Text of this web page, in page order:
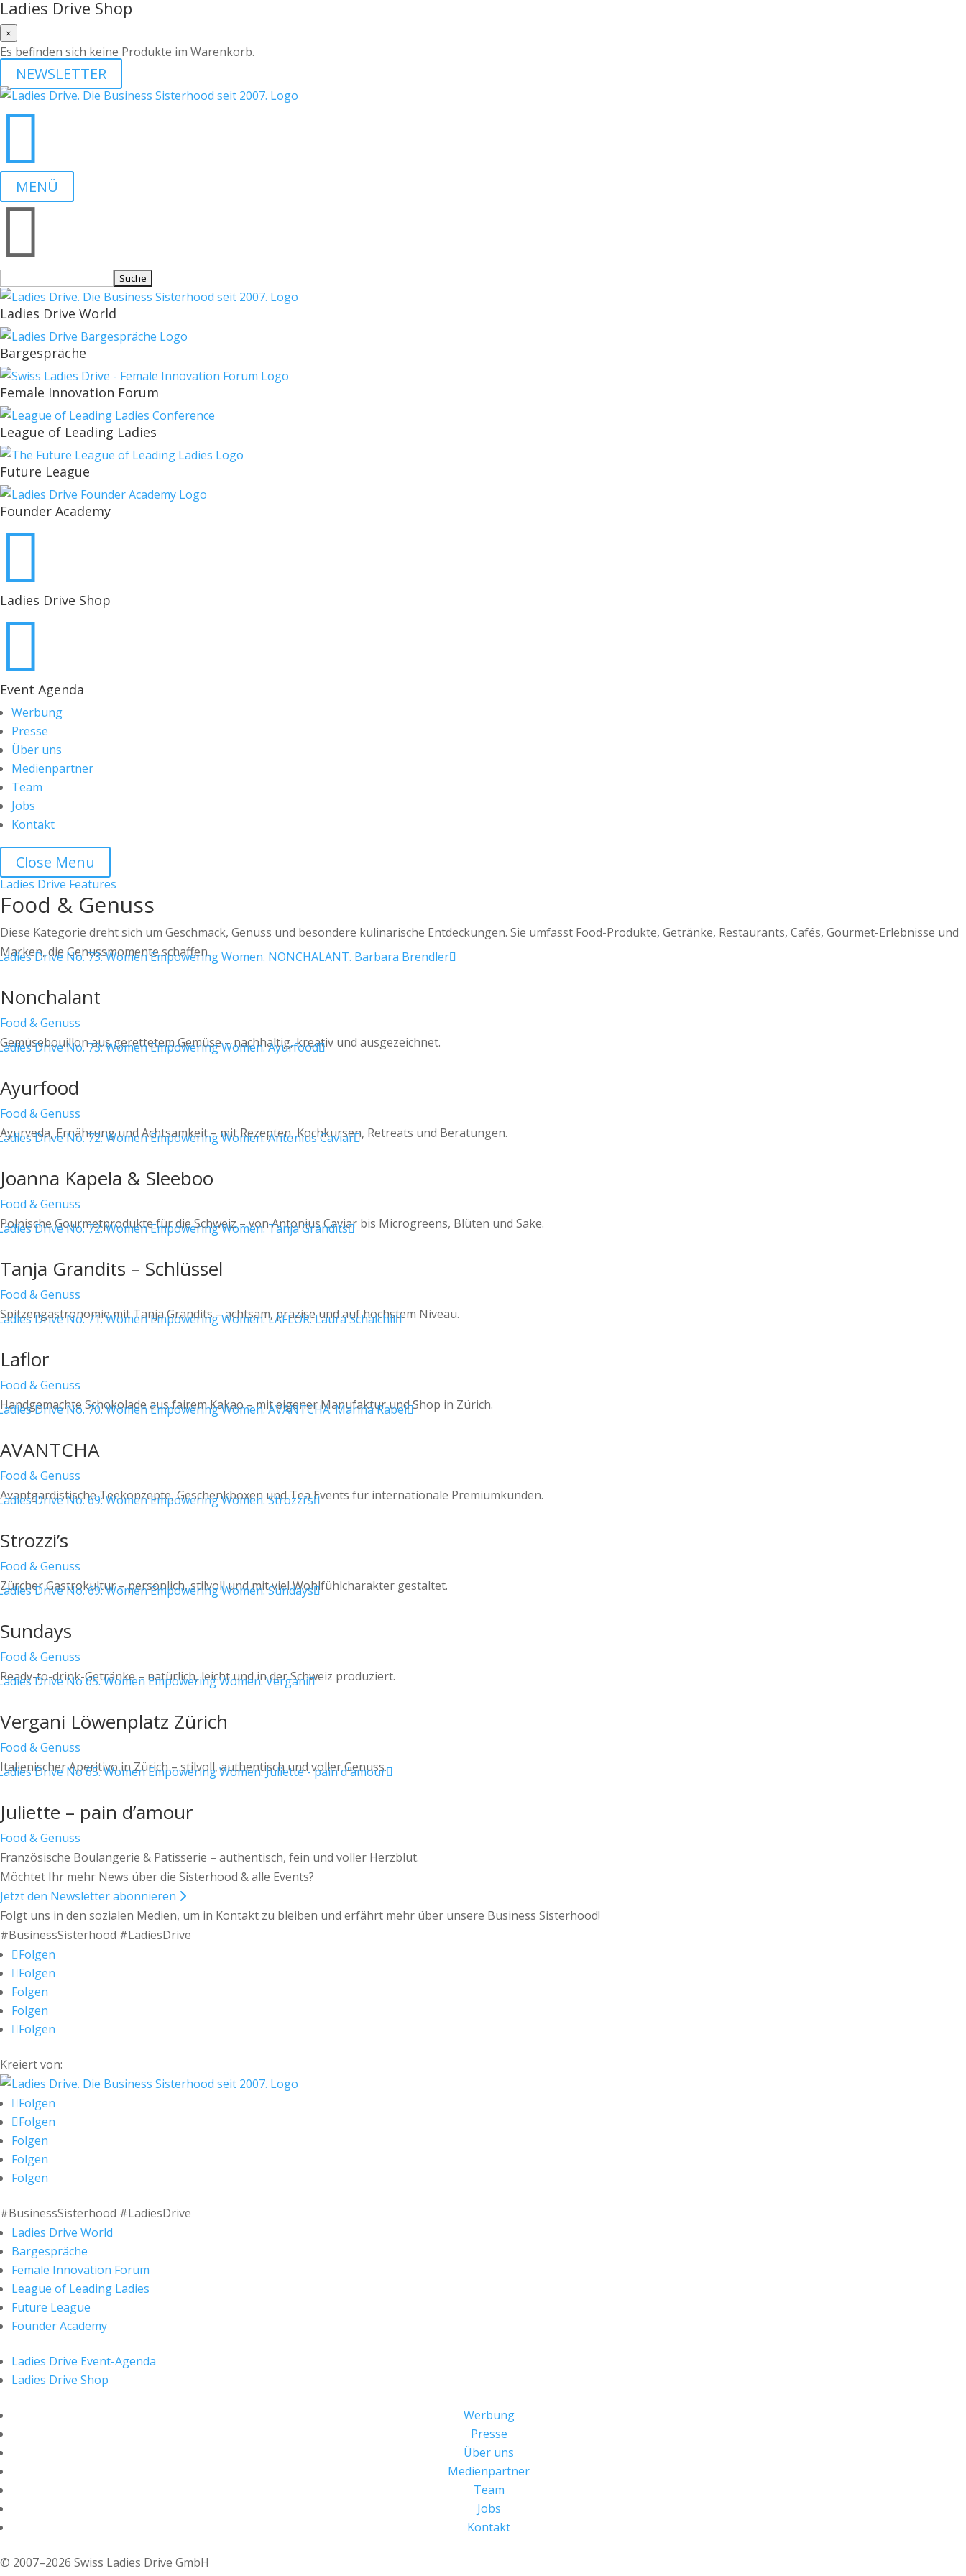
Ladies Drive Shop
×
Es befinden sich keine Produkte im Warenkorb.
NEWSLETTER

MENÜ

nach:
Ladies Drive World
Bargespräche
Female Innovation Forum
League of Leading Ladies
Future League
Founder Academy

Ladies Drive Shop

Event Agenda
Werbung
Presse
Über uns
Medienpartner
Team
Jobs
Kontakt
Close Menu
Ladies Drive Features
Food & Genuss
Diese Kategorie dreht sich um Geschmack, Genuss und besondere kulinarische Entdeckungen. Sie umfasst Food-Produkte, Getränke, Restaurants, Cafés, Gourmet-Erlebnisse und
Marken, die Genussmomente schaffen.
Nonchalant
Food & Genuss
Gemüsebouillon aus gerettetem Gemüse – nachhaltig, kreativ und ausgezeichnet.
Ayurfood
Food & Genuss
Ayurveda, Ernährung und Achtsamkeit – mit Rezepten, Kochkursen, Retreats und Beratungen.
Joanna Kapela & Sleeboo
Food & Genuss
Polnische Gourmetprodukte für die Schweiz – von Antonius Caviar bis Microgreens, Blüten und Sake.
Tanja Grandits – Schlüssel
Food & Genuss
Spitzengastronomie mit Tanja Grandits – achtsam, präzise und auf höchstem Niveau.
Laflor
Food & Genuss
Handgemachte Schokolade aus fairem Kakao – mit eigener Manufaktur und Shop in Zürich.
AVANTCHA
Food & Genuss
Avantgardistische Teekonzepte, Geschenkboxen und Tea Events für internationale Premiumkunden.
Strozzi’s
Food & Genuss
Zürcher Gastrokultur – persönlich, stilvoll und mit viel Wohlfühlcharakter gestaltet.
Sundays
Food & Genuss
Ready-to-drink-Getränke – natürlich, leicht und in der Schweiz produziert.
Vergani Löwenplatz Zürich
Food & Genuss
Italienischer Aperitivo in Zürich – stilvoll, authentisch und voller Genuss.
Juliette – pain d’amour
Food & Genuss
Französische Boulangerie & Patisserie – authentisch, fein und voller Herzblut.
Möchtet Ihr mehr News über die Sisterhood & alle Events?
Jetzt den Newsletter abonnieren
Folgt uns in den sozialen Medien, um in Kontakt zu bleiben und erfährt mehr über unsere Business Sisterhood!
#BusinessSisterhood #LadiesDrive
Folgen
Folgen
Folgen
Folgen
Folgen
Kreiert von:
Folgen
Folgen
Folgen
Folgen
Folgen
#BusinessSisterhood #LadiesDrive
Ladies Drive World
Bargespräche
Female Innovation Forum
League of Leading Ladies
Future League
Founder Academy
Ladies Drive Event-Agenda
Ladies Drive Shop
Werbung
Presse
Über uns
Medienpartner
Team
Jobs
Kontakt
© 2007–2026 Swiss Ladies Drive GmbH